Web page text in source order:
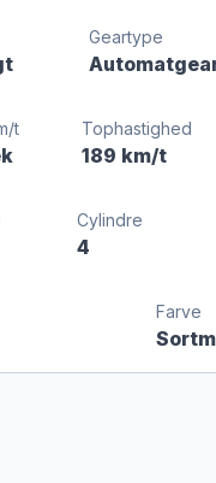
Geartype
t Tophastighed
189 km/t
Cylindre
4
Farve